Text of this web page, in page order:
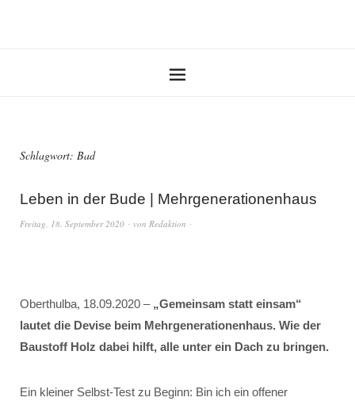
Schlagwort: Bad
Leben in der Bude | Mehrgenerationenhaus
Freitag, 18. September 2020 von Redaktion
Oberthulba, 18.09.2020 – „Gemeinsam statt einsam“
lautet die Devise beim Mehrgenerationenhaus. Wie der
Baustoff Holz dabei hilft, alle unter ein Dach zu bringen.
Ein kleiner Selbst-Test zu Beginn: Bin ich ein offener